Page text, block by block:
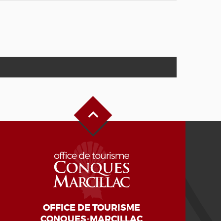
OFFICE DE TOURISME